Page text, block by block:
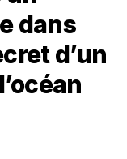
dans
d’un